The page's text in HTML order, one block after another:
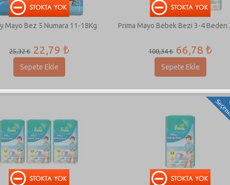
Mayo Bez 5 Numara 11-18Kg
25,32 ₺ 22,79 ₺
Sepete Ekle
Prima Mayo Bebek Bezi 3-4 Beden
100,34 ₺ 66,78 ₺
Sepete Ekle